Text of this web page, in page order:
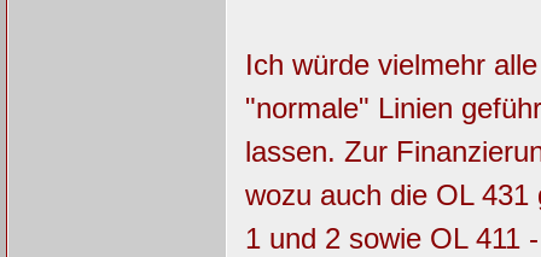
Ich würde vielmehr
"normale" Linien
lassen. Zur
wozu auch die OL
1 und 2 sowie OL 411